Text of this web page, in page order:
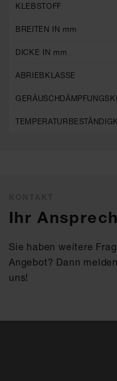
KLEBSTOFF
BREITEN IN mm
DICKE IN mm
ABRIEBKLASSE
Ihr
Sie haben weitere
Angebot? Dann
uns!